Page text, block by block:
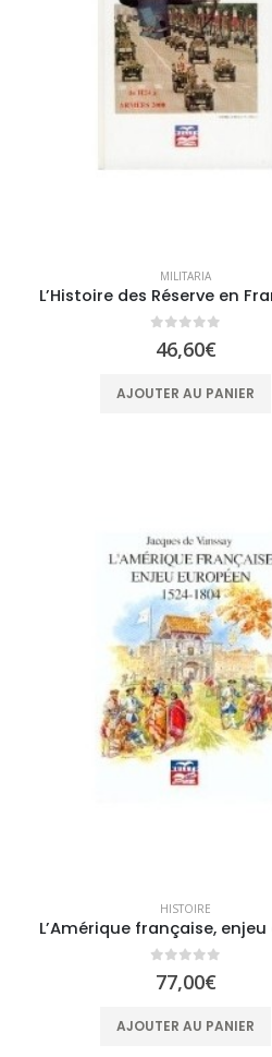
MILITARIA
46,60€
AJOUTER AU PANIER
HISTOIRE
77,00€
AJOUTER AU PANIER